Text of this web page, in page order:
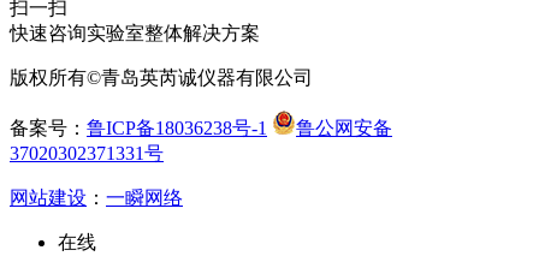
扫一扫
快速咨询实验室整体解决方案
版权所有©青岛英芮诚仪器有限公司
备案号： 鲁ICP备18036238号-1
鲁公网安备
37020302371331号
网站建设 ： 一瞬网络
在线